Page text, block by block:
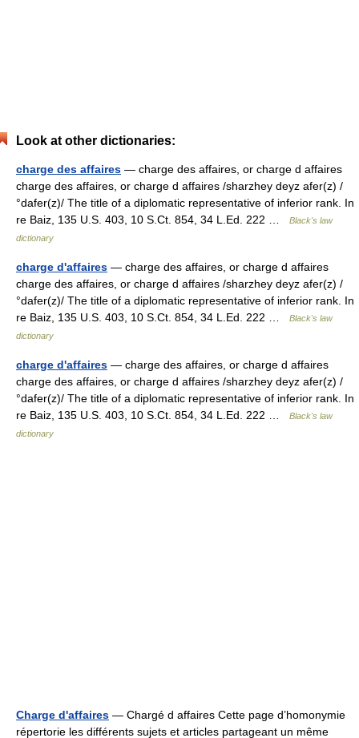
Look at other dictionaries:
charge des affaires — charge des affaires, or charge d affaires
charge des affaires, or charge d affaires /sharzhey deyz afer(z) /
°dafer(z)/ The title of a diplomatic representative of inferior rank. In
re Baiz, 135 U.S. 403, 10 S.Ct. 854, 34 L.Ed. 222 …
Black's law
dictionary
charge d'affaires — charge des affaires, or charge d affaires
charge des affaires, or charge d affaires /sharzhey deyz afer(z) /
°dafer(z)/ The title of a diplomatic representative of inferior rank. In
re Baiz, 135 U.S. 403, 10 S.Ct. 854, 34 L.Ed. 222 …
Black's law
dictionary
charge d'affaires — charge des affaires, or charge d affaires
charge des affaires, or charge d affaires /sharzhey deyz afer(z) /
°dafer(z)/ The title of a diplomatic representative of inferior rank. In
re Baiz, 135 U.S. 403, 10 S.Ct. 854, 34 L.Ed. 222 …
Black's law
dictionary
Charge d'affaires — Chargé d affaires Cette page d’homonymie
répertorie les différents sujets et articles partageant un même